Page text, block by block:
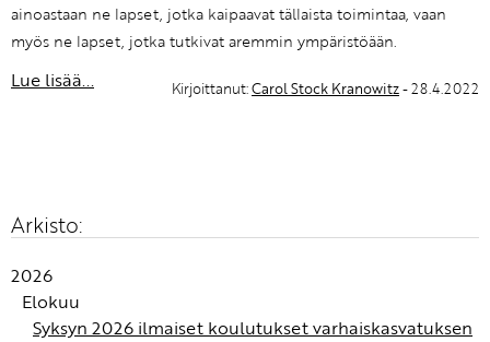
ainoastaan ne lapset, jotka kaipaavat tällaista toimintaa, vaan
myös ne lapset, jotka tutkivat aremmin ympäristöään.
Lue lisää... Kirjoittanut:Carol Stock Kranowitz- 28.4.2022
Arkisto:
2026
Elokuu
Syksyn 2026 ilmaiset koulutukset varhaiskasvatuksen